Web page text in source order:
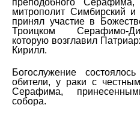
митрополит Симбирский и
принял участие в
Троицком Серафимо-
которую возглавил
Кирилл.
Богослужение
обители, у раки с
Серафима,
собора.